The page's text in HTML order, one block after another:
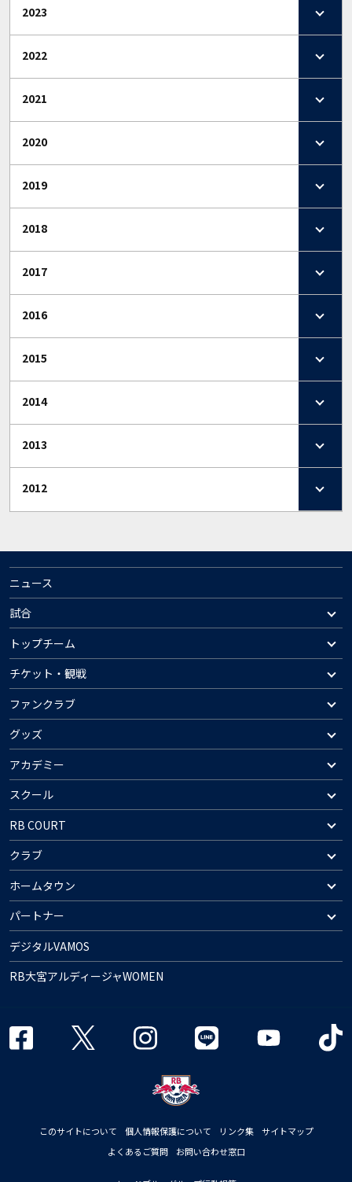
2023
2022
2021
2020
2019
2018
2017
2016
2015
2014
2013
2012
ニュース
試合
トップチーム
チケット・観戦
ファンクラブ
グッズ
アカデミー
スクール
RB COURT
クラブ
ホームタウン
パートナー
デジタルVAMOS
RB大宮アルディージャWOMEN
このサイトについて 個人情報保護について リンク集
サイトマップ
よくあるご質問
お問い合わせ窓口